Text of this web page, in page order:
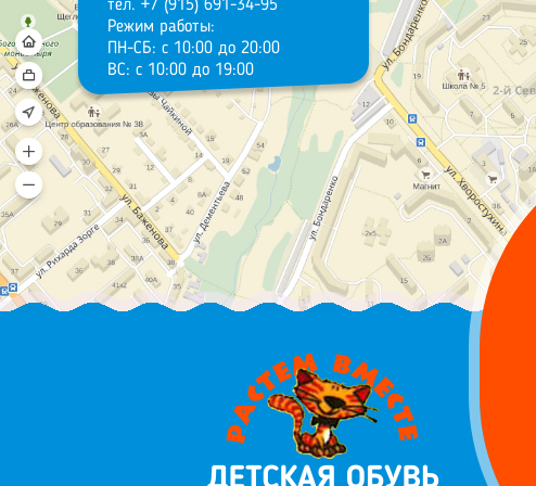
тел. +7 (915) 691-34-95
Режим работы:
ПН-СБ: с 10:00 до 20:00
ВС: с 10:00 до 19:00